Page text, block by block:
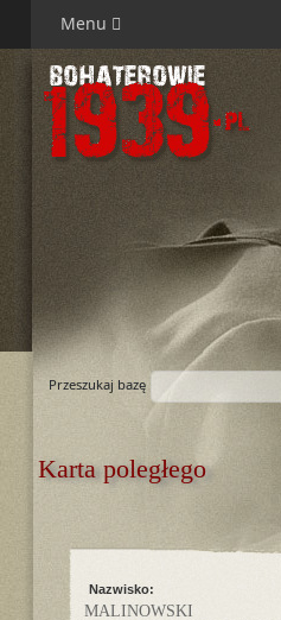
Menu
Przeszukaj bazę
Karta poległego
Nazwisko:
MALINOWSKI